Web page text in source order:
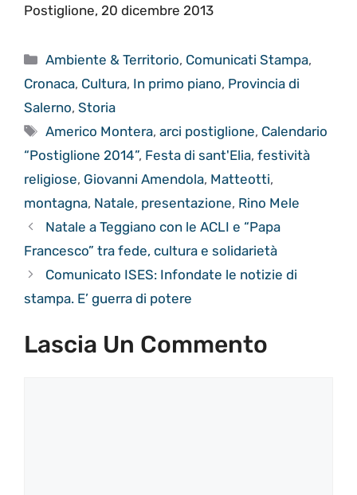
Postiglione, 20 dicembre 2013
Categorie
Ambiente & Territorio, Comunicati Stampa,
Cronaca, Cultura, In primo piano, Provincia di
Salerno, Storia
Tag
Americo Montera,arci postiglione, Calendario
“Postiglione 2014”, Festa di sant'Elia, festività
religiose, Giovanni Amendola, Matteotti,
montagna, Natale, presentazione, Rino Mele
Natale a Teggiano con le ACLI e “Papa
Francesco” tra fede, cultura e solidarietà
Comunicato ISES: Infondate le notizie di
stampa. E’ guerra di potere
Lascia Un Commento